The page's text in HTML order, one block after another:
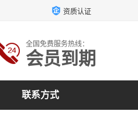
资质认证
全国免费服务热线：
会员到期
联系方式